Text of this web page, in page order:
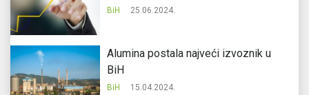
BiH 25.06.2024.
Alumina postala najveći izvoznik u
BiH
BiH 15.04.2024.